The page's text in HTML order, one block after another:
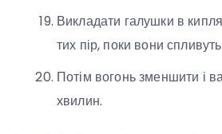
Викладати галушки в
тих пір, поки вони
Потім вогонь зменшити і
хвилин.